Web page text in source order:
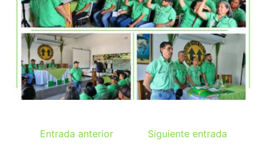
Entrada anterior Siguiente entrada